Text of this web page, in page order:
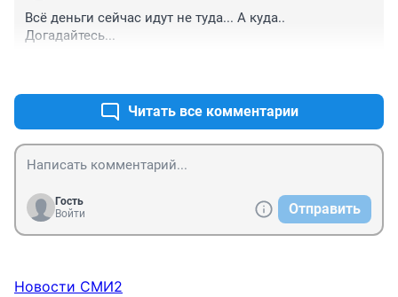
Всё деньги сейчас идут не туда... А куда..
Догадайтесь...
Читать все комментарии
Гость
Войти
Отправить
Новости СМИ2